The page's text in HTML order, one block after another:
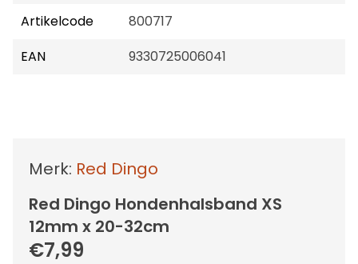
Artikelcode
800717
EAN
9330725006041
Merk: Red Dingo
Red Dingo Hondenhalsband XS
12mm x 20-32cm
€7,99